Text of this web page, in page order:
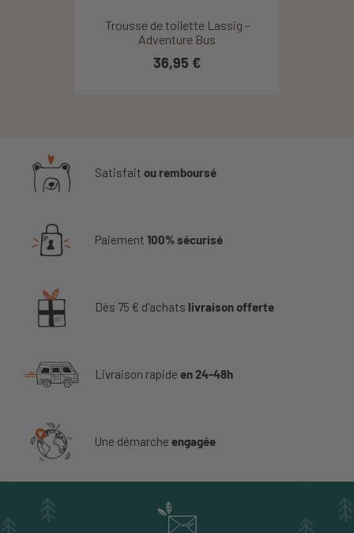
Trousse de toilette Lassig -
Adventure Bus
36,95 €
Satisfait ou remboursé
Paiement 100% sécurisé
Dès 75 € d'achats livraison offerte
Livraison rapide en 24-48h
Une démarche engagée